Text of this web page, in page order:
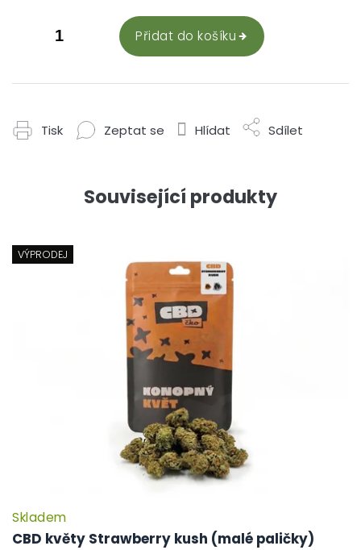
Přidat do košíku
Tisk Zeptat se Hlídat Sdílet
Související produkty
VÝPRODEJ
CBD květy Strawberry kush (malé paličky)
Skladem